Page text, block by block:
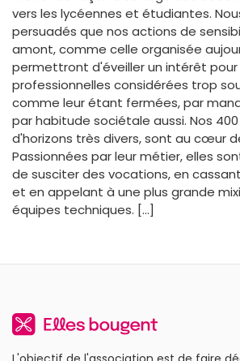
vers les lycéennes et étudiantes.
persuadés que nos actions de
amont, comme celle organisée
permettront d'éveiller un intérêt pour
professionnelles considérées trop
comme leur étant fermées, par
par habitude sociétale aussi. Nos
d'horizons très divers, sont au cœur
Passionnées par leur métier, elles
de susciter des vocations, en
et en appelant à une plus grande
équipes techniques. [...]